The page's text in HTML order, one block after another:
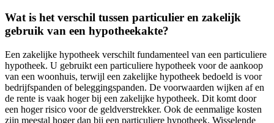
Wat is het verschil tussen particulier en zakelijk
gebruik van een hypotheekakte?
Een zakelijke hypotheek verschilt fundamenteel van een particuliere
hypotheek. U gebruikt een particuliere hypotheek voor de aankoop
van een woonhuis, terwijl een zakelijke hypotheek bedoeld is voor
bedrijfspanden of beleggingspanden. De voorwaarden wijken af en
de rente is vaak hoger bij een zakelijke hypotheek. Dit komt door
een hoger risico voor de geldverstrekker. Ook de eenmalige kosten
zijn meestal hoger dan bij een particuliere hypotheek. Wisselende